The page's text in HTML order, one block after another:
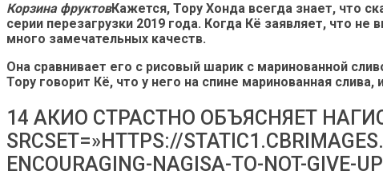
Корзина фруктовКажется, Тору Хонда всегда знает, что
серии перезагрузки 2019 года. Когда Кё заявляет, что
много замечательных качеств.
Она сравнивает его с рисовый шарик с маринованной
Тору говорит Кё, что у него на спине маринованная
14 АКИО СТРАСТНО ОБЪЯСНЯЕТ
SRCSET=»HTTPS://
ENCOURAGING-NAGISA-TO-NOT-